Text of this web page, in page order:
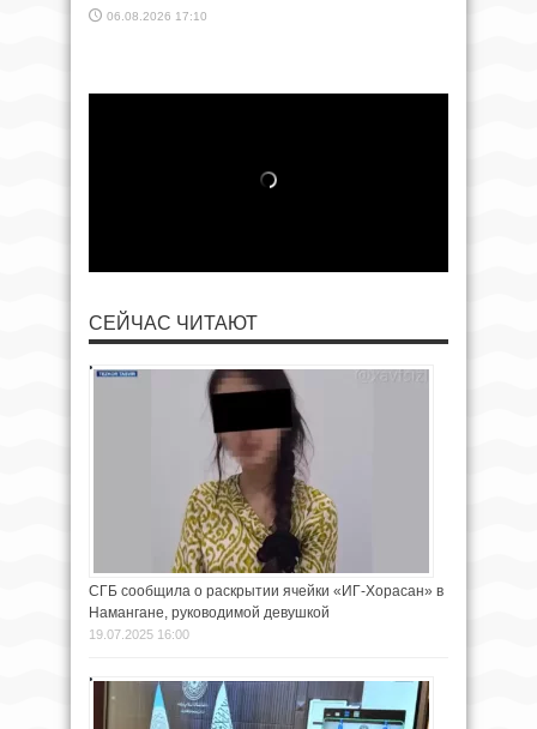
06.08.2026 17:10
СЕЙЧАС ЧИТАЮТ
СГБ сообщила о раскрытии ячейки «ИГ-Хорасан» в
Намангане, руководимой девушкой
19.07.2025 16:00